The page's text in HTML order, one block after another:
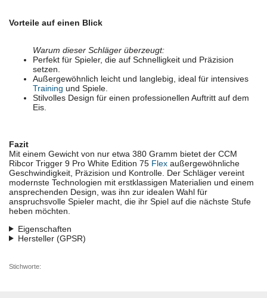
Vorteile auf einen Blick
Warum dieser Schläger überzeugt:
Perfekt für Spieler, die auf Schnelligkeit und Präzision
setzen.
Außergewöhnlich leicht und langlebig, ideal für intensives
Training und Spiele.
Stilvolles Design für einen professionellen Auftritt auf dem
Eis.
Fazit
Mit einem Gewicht von nur etwa 380 Gramm bietet der CCM
Ribcor Trigger 9 Pro White Edition 75 Flex außergewöhnliche
Geschwindigkeit, Präzision und Kontrolle. Der Schläger vereint
modernste Technologien mit erstklassigen Materialien und einem
ansprechenden Design, was ihn zur idealen Wahl für
anspruchsvolle Spieler macht, die ihr Spiel auf die nächste Stufe
heben möchten.
Eigenschaften
Hersteller (GPSR)
Stichworte: